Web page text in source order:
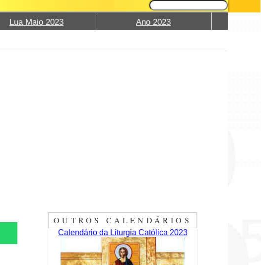
Lua Maio 2023 Ano 2023
OUTROS CALENDÁRIOS
Calendário da Liturgia Católica 2023